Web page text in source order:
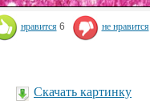
нравится 6 не нравится
Скачать картинку